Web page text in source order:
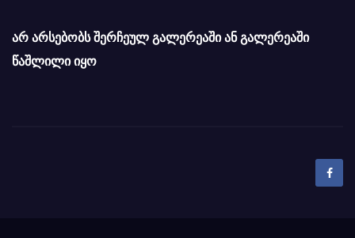
არ არსებობს შერჩეულ გალერეაში ან გალერეაში
წაშლილი იყო